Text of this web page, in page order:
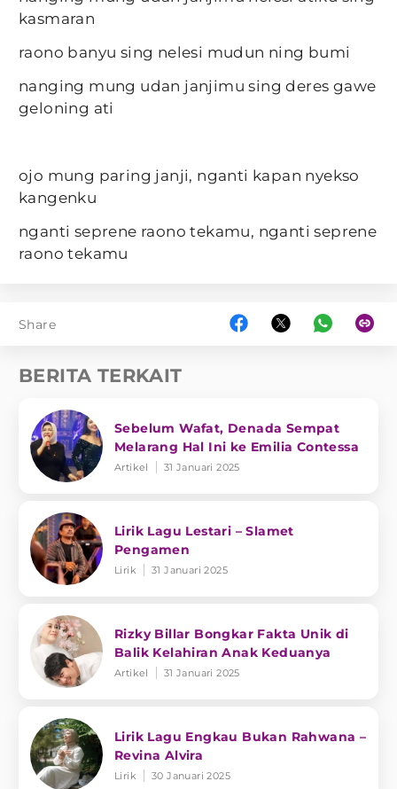
kasmaran
raono banyu sing nelesi mudun ning bumi
nanging mung udan janjimu sing deres gawe
geloning ati
ojo mung paring janji, nganti kapan nyekso
kangenku
nganti seprene raono tekamu, nganti seprene
raono tekamu
Share
BERITA TERKAIT
Sebelum Wafat, Denada Sempat
Melarang Hal Ini ke Emilia Contessa
Artikel 31 Januari 2025
Lirik Lagu Lestari – Slamet
Pengamen
Lirik 31 Januari 2025
Rizky Billar Bongkar Fakta Unik di
Balik Kelahiran Anak Keduanya
Artikel 31 Januari 2025
Lirik Lagu Engkau Bukan Rahwana –
Revina Alvira
Lirik 30 Januari 2025